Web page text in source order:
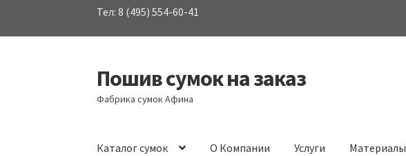
Тел: 8 (495) 554-60-41
Перейти
к
навигации
Перейти
к
содержимому
Пошив сумок на заказ
Фабрика сумок Афина
Каталог сумок О Компании Услуги Материалы